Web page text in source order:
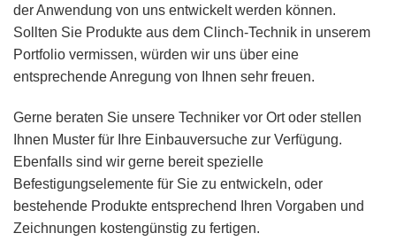
der Anwendung von uns entwickelt werden können.
Sollten Sie Produkte aus dem Clinch-Technik in unserem
Portfolio vermissen, würden wir uns über eine
entsprechende Anregung von Ihnen sehr freuen.
Gerne beraten Sie unsere Techniker vor Ort oder stellen
Ihnen Muster für Ihre Einbauversuche zur Verfügung.
Ebenfalls sind wir gerne bereit spezielle
Befestigungselemente für Sie zu entwickeln, oder
bestehende Produkte entsprechend Ihren Vorgaben und
Zeichnungen kostengünstig zu fertigen.